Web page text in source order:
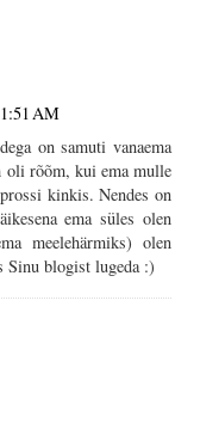
AM
on samuti vanaema
oli rõõm, kui ema mulle
kinkis. Nendes on
ema süles olen
meelehärmiks) olen
Sinu blogist lugeda :)